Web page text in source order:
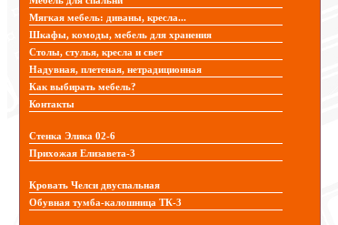
Мягкая мебель: диваны, кресла...
Шкафы, комоды, мебель для хранения
Столы, стулья, кресла и свет
Надувная, плетеная, нетрадиционная
Как выбирать мебель?
Контакты
Стенка Элика 02-6
Прихожая Елизавета-3
Кровать Челси двуспальная
Обувная тумба-калошница ТК-3